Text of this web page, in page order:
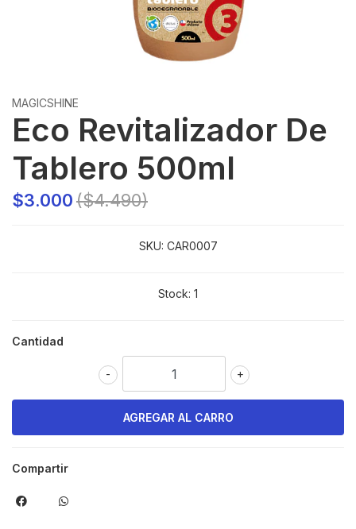
MAGICSHINE
Eco Revitalizador De
Tablero 500ml
$3.000($4.490)
SKU: CAR0007
Stock: 1
Cantidad
+
-
Compartir